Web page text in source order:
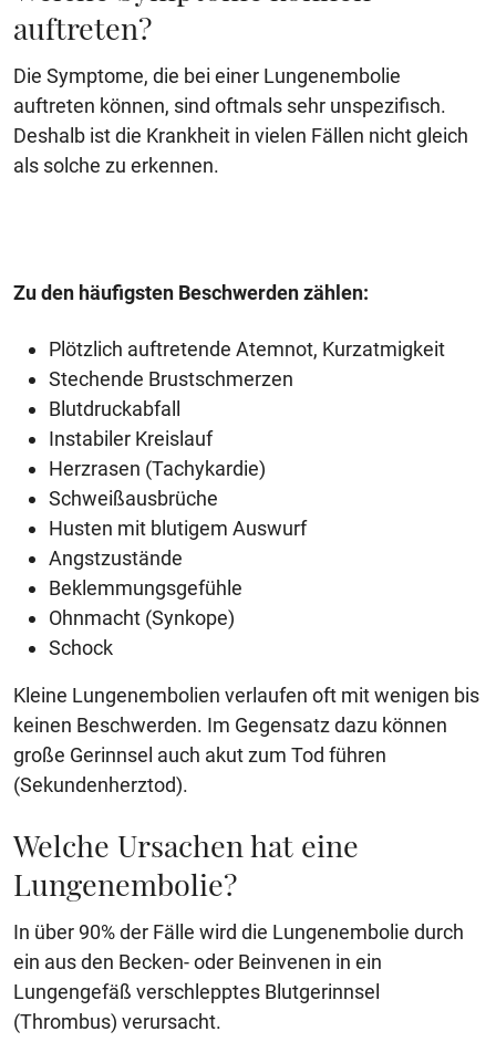
auftreten?
Die Symptome, die bei einer Lungenembolie
auftreten können, sind oftmals sehr unspezifisch.
Deshalb ist die Krankheit in vielen Fällen nicht gleich
als solche zu erkennen.
Zu den häufigsten Beschwerden zählen:
Plötzlich auftretende Atemnot, Kurzatmigkeit
Stechende Brustschmerzen
Blutdruckabfall
Instabiler Kreislauf
Herzrasen (Tachykardie)
Schweißausbrüche
Husten mit blutigem Auswurf
Angstzustände
Beklemmungsgefühle
Ohnmacht (Synkope)
Schock
Kleine Lungenembolien verlaufen oft mit wenigen bis
keinen Beschwerden. Im Gegensatz dazu können
große Gerinnsel auch akut zum Tod führen
(Sekundenherztod).
Welche Ursachen hat eine
Lungenembolie?
In über 90% der Fälle wird die Lungenembolie durch
ein aus den Becken- oder Beinvenen in ein
Lungengefäß verschlepptes Blutgerinnsel
(Thrombus) verursacht.